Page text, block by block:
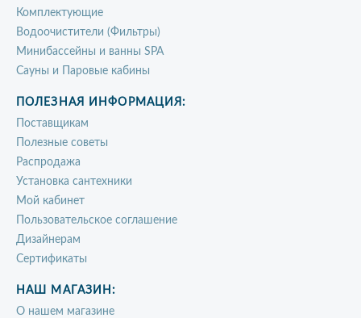
Комплектующие
Водоочистители (Фильтры)
Минибассейны и ванны SPA
Сауны и Паровые кабины
ПОЛЕЗНАЯ ИНФОРМАЦИЯ:
Поставщикам
Полезные советы
Распродажа
Установка сантехники
Мой кабинет
Пользовательское соглашение
Дизайнерам
Сертификаты
НАШ МАГАЗИН:
О нашем магазине